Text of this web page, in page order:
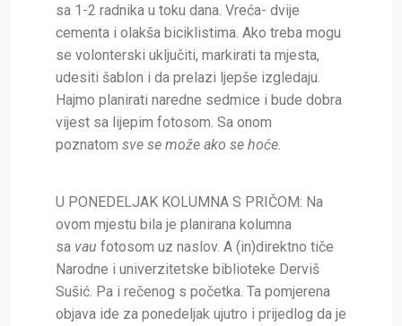
sa 1-2 radnika u toku dana. Vreća- dvije
cementa i olakša biciklistima. Ako treba mogu
se volonterski uključiti, markirati ta mjesta,
udesiti šablon i da prelazi ljepše izgledaju.
Hajmo planirati naredne sedmice i bude dobra
vijest sa lijepim fotosom. Sa onom
poznatom sve se može ako se hoće
U PONEDELJAK KOLUMNA S PRIČOM: Na
ovom mjestu bila je planirana kolumna
sa vau fotosom uz naslov. A (in)direktno tiče
Narodne i univerzitetske biblioteke Derviš
Sušić. Pa i rečenog s početka. Ta pomjerena
objava ide za ponedeljak ujutro i prijedlog da je